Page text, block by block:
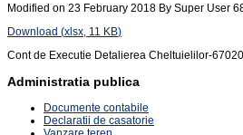
Modified on 23 February 2018 By Super User
Download (xlsx, 11 KB)
Cont de Executie Detalierea Cheltuielilor-
Administratia publica
Documente contabile
Declaratii de casatorie